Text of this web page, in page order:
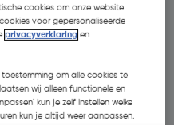
cookies om onze website
voor gepersonaliseerde
privacyverklaring en
om alle cookies te
wij alleen functionele en
kun je zelf instellen welke
kun je altijd weer aanpassen.